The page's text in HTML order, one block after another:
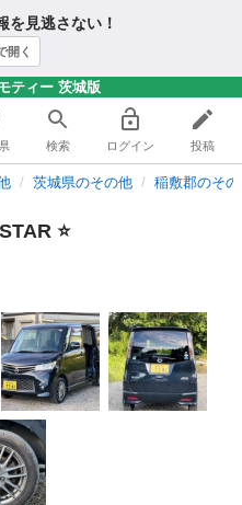
を見逃さない！
開く
ティー 茨城版
検索 ログイン 投稿
茨城県のその他 稲敷郡のそ
⭐️